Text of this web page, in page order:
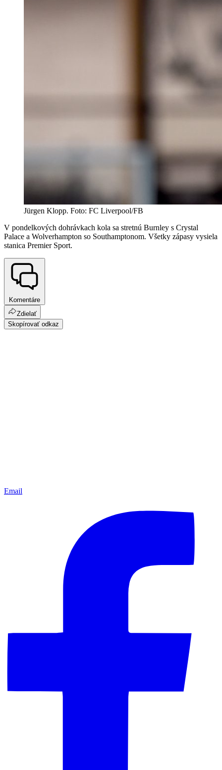
Jürgen Klopp. Foto: FC Liverpool/FB
V pondelkových dohrávkach kola sa stretnú Burnley s Crystal
Palace a Wolverhampton so Southamptonom. Všetky zápasy vysiela
stanica Premier Sport.
Komentáre
Zdielať
Skopírovať odkaz
Email